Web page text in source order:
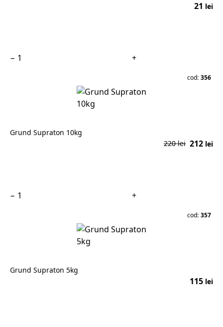
21 lei
− +
cod: 356
Grund Supraton 10kg
220 lei 212 lei
− +
cod: 357
Grund Supraton 5kg
115 lei